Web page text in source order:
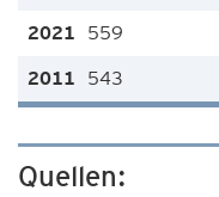
559
543
Quellen: